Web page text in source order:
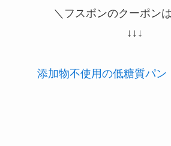
＼フスボンのクーポン
↓↓↓
添加物不使用の低糖質パン